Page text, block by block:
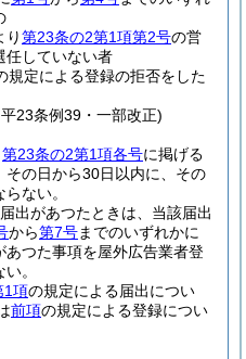
り第23条の2第1項第2号の営
任していない者
規定による登録の拒否をした
23条例39・一部改正)
第23条の2第1項各号に掲げる
の日から30日以内に、その
ない。
出があつたときは、当該届出
から第7号までのいずれかに
つた事項を屋外広告業者登
。
1項の規定による届出につい
前項の規定による登録につい